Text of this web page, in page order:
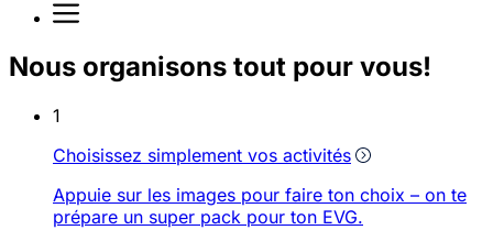
Nous organisons tout pour vous!
1
Choisissez simplement vos activités
Appuie sur les images pour faire ton choix – on te
prépare un super pack pour ton EVG.